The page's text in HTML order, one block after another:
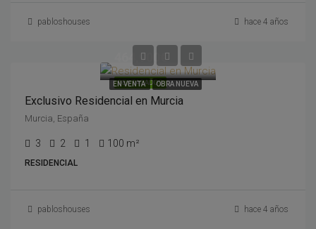
pabloshouses hace 4 años
DESTACADOS
EN VENTA OBRA NUEVA
464,900€
Exclusivo Residencial en Murcia
Murcia, España
3 2 1 100 m²
RESIDENCIAL
pabloshouses hace 4 años